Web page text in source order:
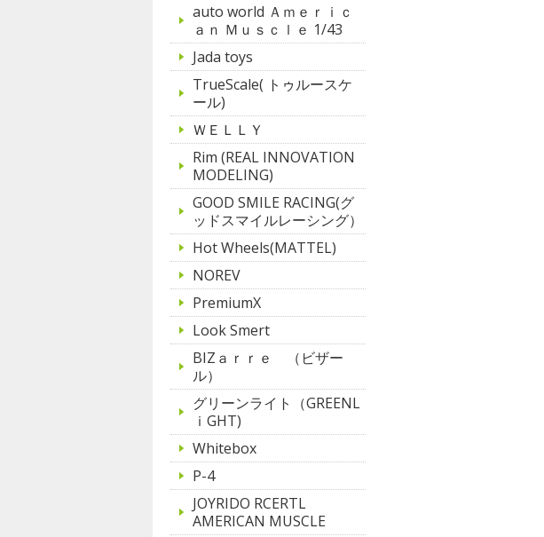
auto world Ａｍｅｒｉｃ
ａｎ Ｍｕｓｃｌｅ 1/43
Jada toys
TrueScale( トゥルースケ
ール)
ＷＥＬＬＹ
Rim (REAL INNOVATION
MODELING)
GOOD SMILE RACING(グ
ッドスマイルレーシング）
Hot Wheels(MATTEL)
NOREV
PremiumX
Look Smert
BIZａｒｒｅ （ビザー
ル）
グリーンライト（GREENL
ｉGHT)
Whitebox
P-4
JOYRIDO RCERTL
AMERICAN MUSCLE